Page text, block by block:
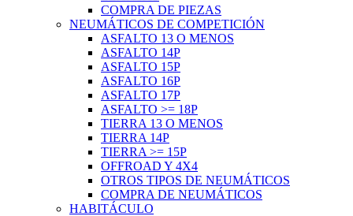
COMPRA DE PIEZAS
NEUMÁTICOS DE COMPETICIÓN
ASFALTO 13 O MENOS
ASFALTO 14P
ASFALTO 15P
ASFALTO 16P
ASFALTO 17P
ASFALTO >= 18P
TIERRA 13 O MENOS
TIERRA 14P
TIERRA >= 15P
OFFROAD Y 4X4
OTROS TIPOS DE NEUMÁTICOS
COMPRA DE NEUMÁTICOS
HABITÁCULO